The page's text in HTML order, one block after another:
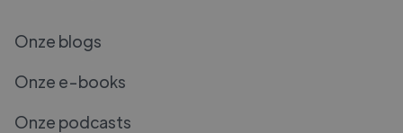
Onze blogs
Onze e-books
Onze podcasts